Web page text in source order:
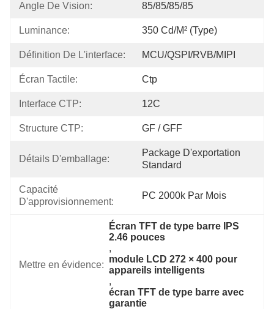
Angle De Vision: 85/85/85/85
Luminance: 350 Cd/m² (type)
Définition De L'interface: MCU/QSPI/RVB/MIPI
Écran Tactile: Ctp
Interface CTP: 12C
Structure CTP: GF / GFF
Détails D'emballage:
Package D'exportation
Standard
Capacité
D'approvisionnement:
PC 2000k Par Mois
Mettre en évidence:
Écran TFT de type barre IPS
2.46 pouces
,
module LCD 272 × 400 pour
appareils intelligents
,
écran TFT de type barre avec
garantie